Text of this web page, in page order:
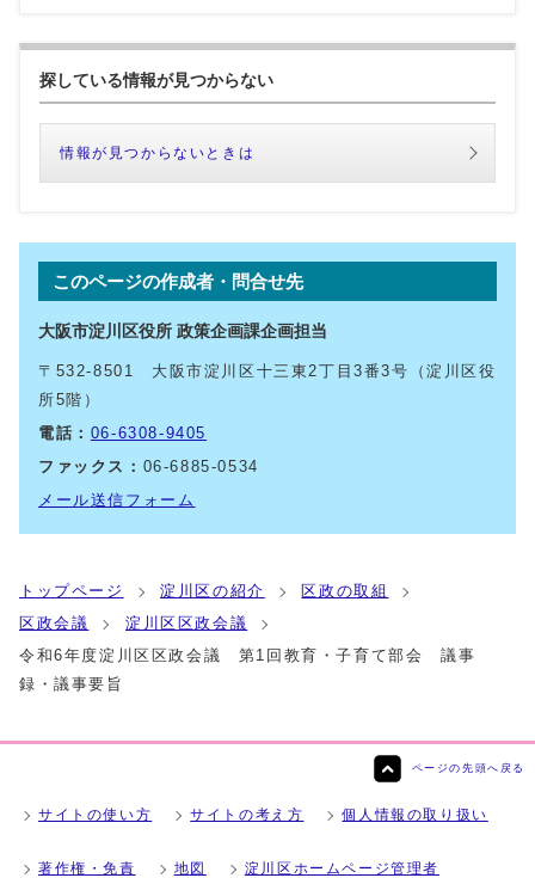
探している情報が見つからない
情報が見つからないときは
このページの作成者・問合せ先
大阪市淀川区役所 政策企画課企画担当
〒532-8501 大阪市淀川区十三東2丁目3番3号（淀川区役
所5階）
電話： 06-6308-9405
ファックス： 06-6885-0534
メール送信フォーム
トップページ 淀川区の紹介
区政の取組
区政会議
淀川区区政会議
令和6年度淀川区区政会議 第1回教育・子育て部会 議事
録・議事要旨
ページの先頭へ戻る
サイトの使い方 サイトの考え方 個人情報の取り扱い
著作権・免責 地図 淀川区ホームページ管理者